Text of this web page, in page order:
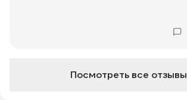
Посмотреть все отзывы